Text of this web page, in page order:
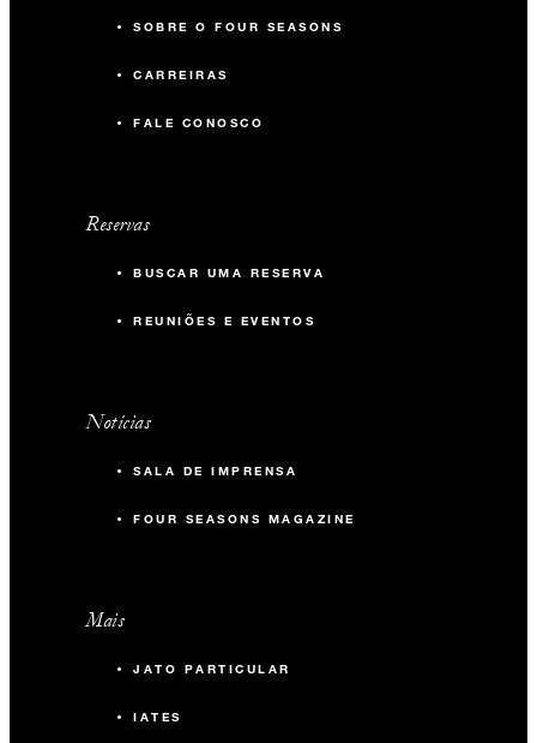
SOBRE O FOUR SEASONS
CARREIRAS
FALE CONOSCO
Reservas
BUSCAR UMA RESERVA
REUNIÕES E EVENTOS
Notícias
SALA DE IMPRENSA
FOUR SEASONS MAGAZINE
Mais
JATO PARTICULAR
IATES